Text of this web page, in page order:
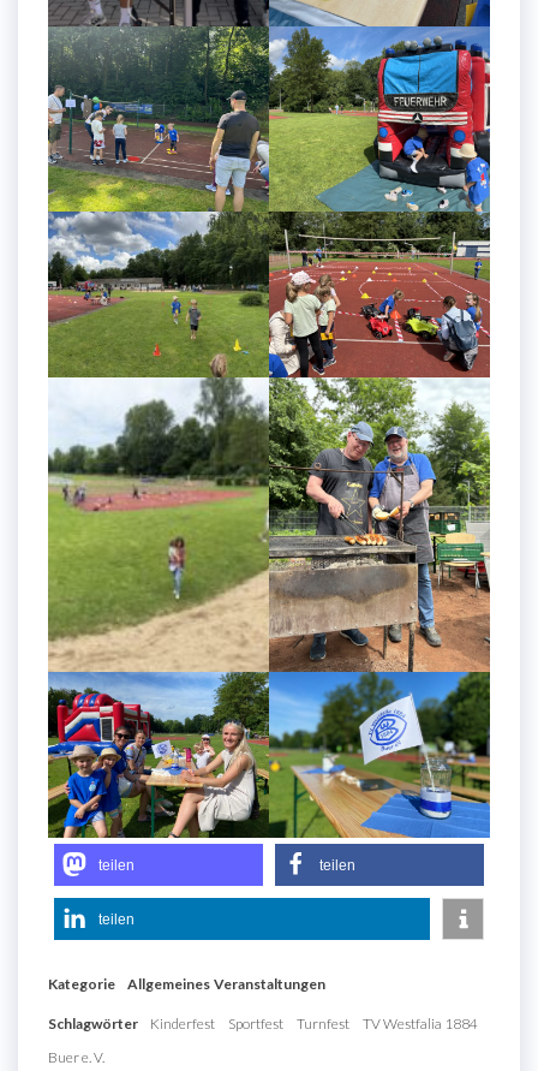
teilen teilen
teilen
Kategorie Allgemeines Veranstaltungen
Schlagwörter Kinderfest Sportfest Turnfest
TV Westfalia 1884
Buer e. V.